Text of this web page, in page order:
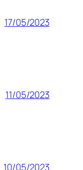
17/05/2023
11/05/2023
10/05/2023